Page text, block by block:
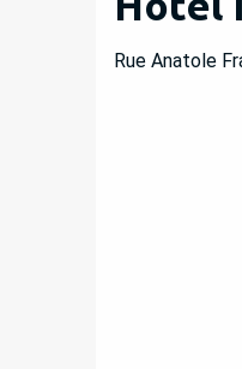
Rue Anatole